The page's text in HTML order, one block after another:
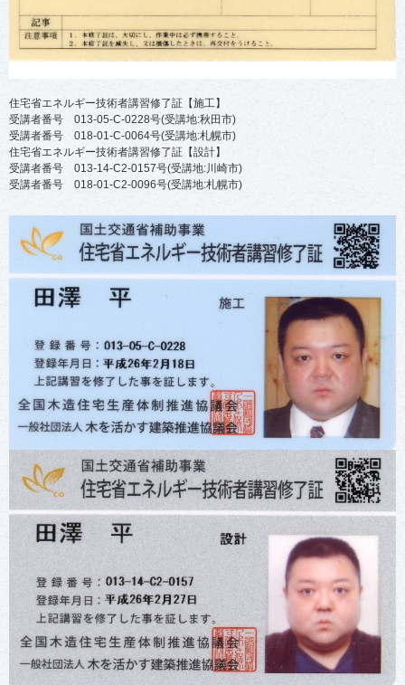
住宅省エネルギー技術者講習修了証【施工】
受講者番号 013-05-C-0228号(受講地:秋田市)
受講者番号 018-01-C-0064号(受講地:札幌市)
住宅省エネルギー技術者講習修了証【設計】
受講者番号 013-14-C2-0157号(受講地:川崎市)
受講者番号 018-01-C2-0096号(受講地:札幌市)